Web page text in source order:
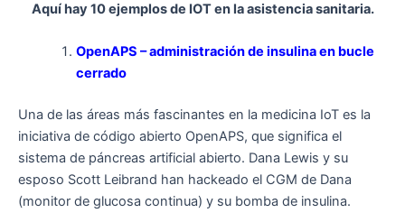
Aquí hay 10 ejemplos de IOT en la asistencia sanitaria.
OpenAPS – administración de insulina en bucle
cerrado
Una de las áreas más fascinantes en la medicina IoT es la
iniciativa de código abierto OpenAPS, que significa el
sistema de páncreas artificial abierto. Dana Lewis y su
esposo Scott Leibrand han hackeado el CGM de Dana
(monitor de glucosa continua) y su bomba de insulina.